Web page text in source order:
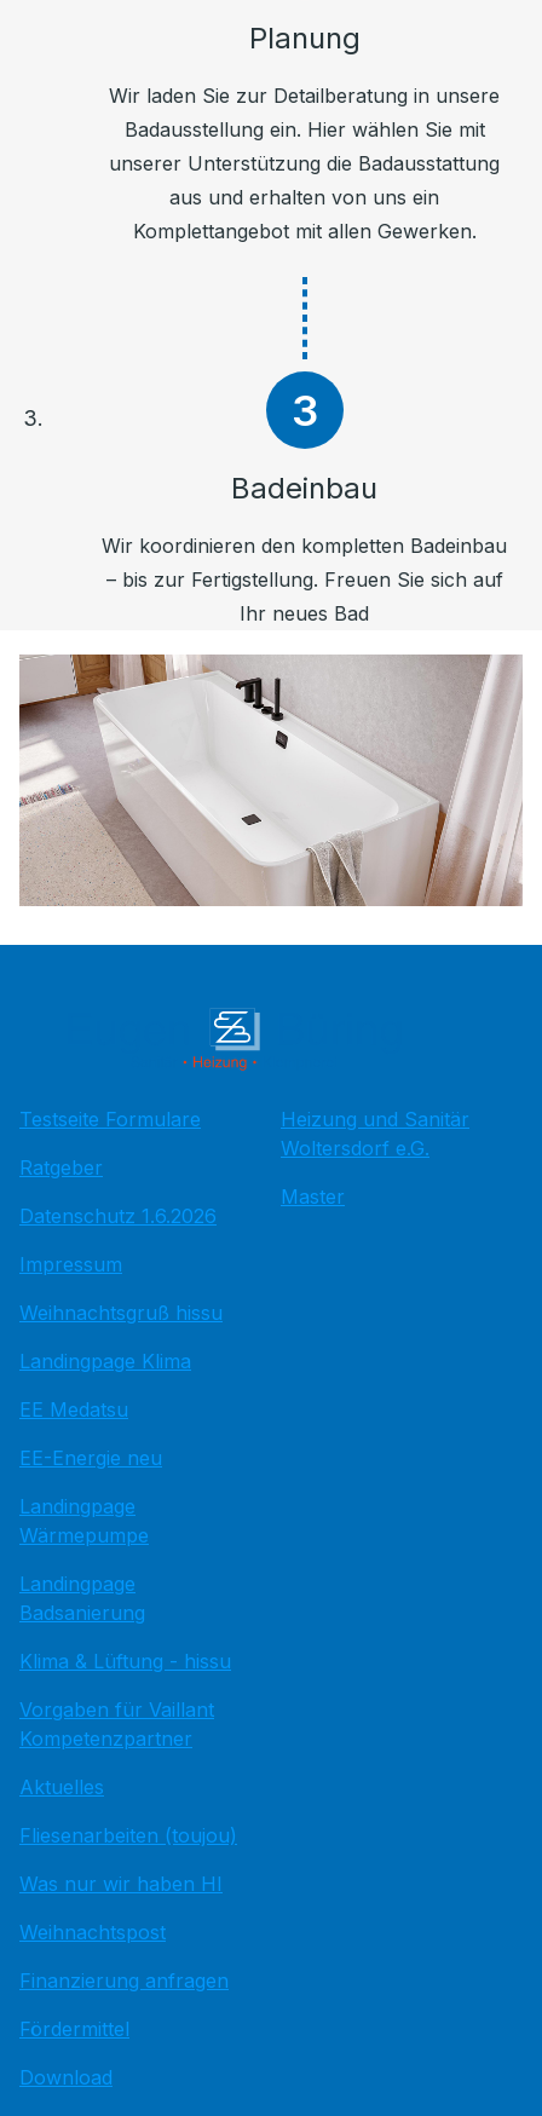
Planung
Wir laden Sie zur Detailberatung in unsere
Badausstellung ein. Hier wählen Sie mit
unserer Unterstützung die Badausstattung
aus und erhalten von uns ein
Komplettangebot mit allen Gewerken.
Badeinbau
Wir koordinieren den kompletten Badeinbau
– bis zur Fertigstellung. Freuen Sie sich auf
Ihr neues Bad
Testseite Formulare
Ratgeber
Datenschutz 1.6.2026
Impressum
Weihnachtsgruß hissu
Landingpage Klima
EE Medatsu
EE-Energie neu
Landingpage
Wärmepumpe
Landingpage
Badsanierung
Klima & Lüftung - hissu
Vorgaben für Vaillant
Kompetenzpartner
Aktuelles
Fliesenarbeiten (toujou)
Was nur wir haben HI
Weihnachtspost
Finanzierung anfragen
Fördermittel
Download
Heizung und Sanitär
Woltersdorf e.G.
Master